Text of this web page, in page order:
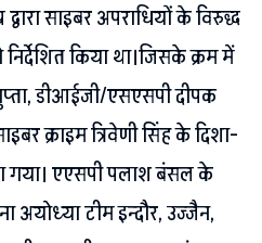
साइबर अपराधियों के विरुद्ध
किया था।जिसके क्रम में
डीआईजी/एसएसपी दीपक
क्राइम त्रिवेणी सिंह के दिशा-
गया। एएसपी पलाश बंसल के
अयोध्या टीम इन्दौर, उज्जैन,